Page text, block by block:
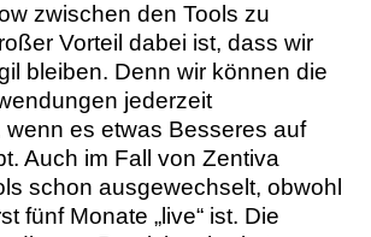
zwischen den Tools zu
Vorteil dabei ist, dass wir
bleiben. Denn wir können die
jederzeit
es etwas Besseres auf
Auch im Fall von Zentiva
schon ausgewechselt, obwohl
fünf Monate „live“ ist. Die